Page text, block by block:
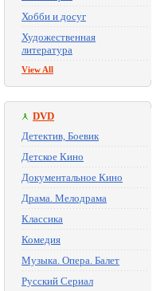
Хобби и досуг
Художественная
литература
View All
DVD
Детектив, Боевик
Детское Кино
Документальное Кино
Драма. Мелодрама
Классика
Комедия
Музыка. Опера. Балет
Русский Сериал